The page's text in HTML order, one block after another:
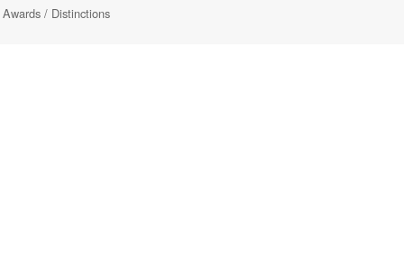
Awards / Distinctions